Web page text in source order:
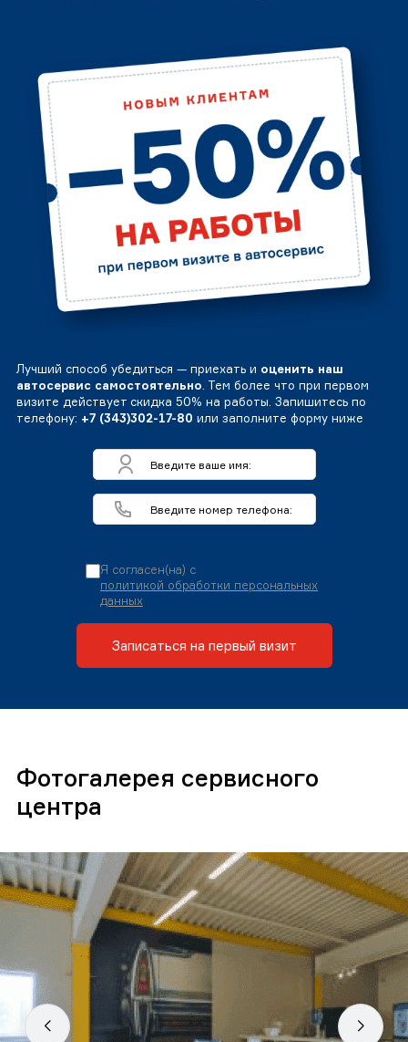
Лучший способ убедиться — приехать и оценить наш
автосервис самостоятельно. Тем более что при первом
визите действует скидка 50% на работы. Запишитесь по
телефону: +7 (343)302-17-80 или заполните форму ниже
Я согласен(на) с
политикой обработки персональных
данных
Записаться на первый визит
Фотогалерея сервисного
центра